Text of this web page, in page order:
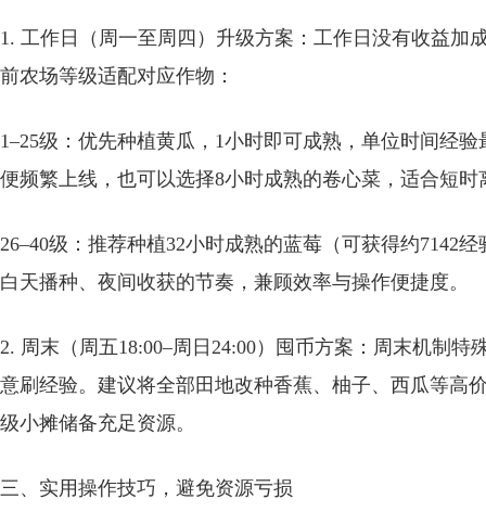
1. 工作日（周一至周四）升级方案：工作日没有收益加
前农场等级适配对应作物：
1–25级：优先种植黄瓜，1小时即可成熟，单位时间经
便频繁上线，也可以选择8小时成熟的卷心菜，适合短
26–40级：推荐种植32小时成熟的蓝莓（可获得约7142
白天播种、夜间收获的节奏，兼顾效率与操作便捷度。
2. 周末（周五18:00–周日24:00）囤币方案：周末机制
意刷经验。建议将全部田地改种香蕉、柚子、西瓜等高
级小摊储备充足资源。
三、实用操作技巧，避免资源亏损